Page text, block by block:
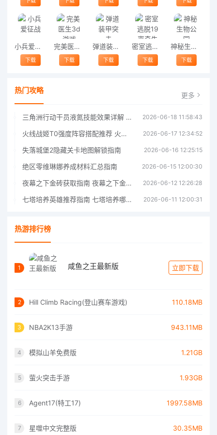
小兵爱征战
下载
完美医生3d游戏
下载
弹道装甲突击
下载
密室逃脱19离奇失踪
下载
神秘生物公园
下载
热门攻略 更多
三角洲行动干员液氮技能效果详解 三角洲行动干员液氮技能介绍 2026-06-18 11:58:43
火线战姬T0强度阵容搭配推荐 火线战姬T0强度阵容哪个好 2026-06-17 12:34:52
失落城堡2隐藏关卡地图解锁指南 2026-06-16 12:25:15
绝区零维琳娜养成材料汇总指南 2026-06-15 12:00:30
夜幕之下金砖获取指南 夜幕之下金砖获取方法 2026-06-12 12:26:28
七塔培养英雄推荐指南 七塔培养哪个英雄好 2026-06-11 12:00:31
热游排行榜
1 咸鱼之王最新版 立即下载
2 Hill Climb Racing(登山赛车游戏) 110.18MB
3 NBA2K13手游 943.11MB
4 模拟山羊免费版 1.21GB
5 萤火突击手游 1.93GB
6 Agent17(特工17) 1997.58MB
7 星噬中文完整版 30.35MB